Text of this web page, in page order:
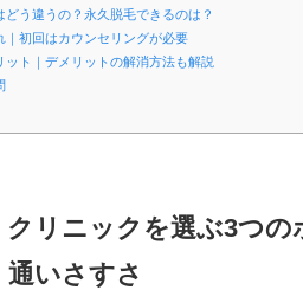
う違うの？永久脱毛できるのは？
初回はカウンセリングが必要
ト｜デメリットの解消方法も解説
クリニックを選ぶ3つの
通いさすさ